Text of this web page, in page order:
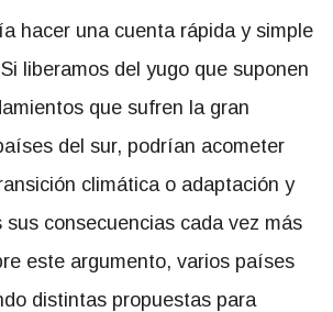
hacer una cuenta rápida y simple
liberamos del yugo que suponen
que sufren la gran
del sur, podrían acometer
climática o adaptación y
consecuencias cada vez más
este argumento, varios países
distintas propuestas para